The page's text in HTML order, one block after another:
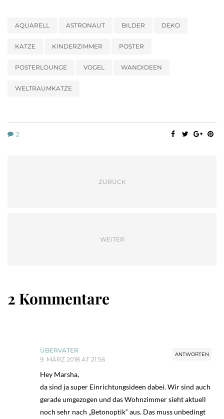
AQUARELL ASTRONAUT BILDER DEKO
KATZE KINDERZIMMER POSTER
POSTERLOUNGE VOGEL WANDIDEEN
WELTRAUMKATZE
2
ZURÜCK
WEITER
2 Kommentare
ANTWORTEN
ÜBERVATER
9. MÄRZ 2018 AT 21:56
Hey Marsha,
da sind ja super Einrichtungsideen dabei. Wir sind auch
gerade umgezogen und das Wohnzimmer sieht aktuell
noch sehr nach „Betonoptik“ aus. Das muss unbedingt